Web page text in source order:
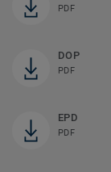
PDF
DOP
PDF
EPD
PDF